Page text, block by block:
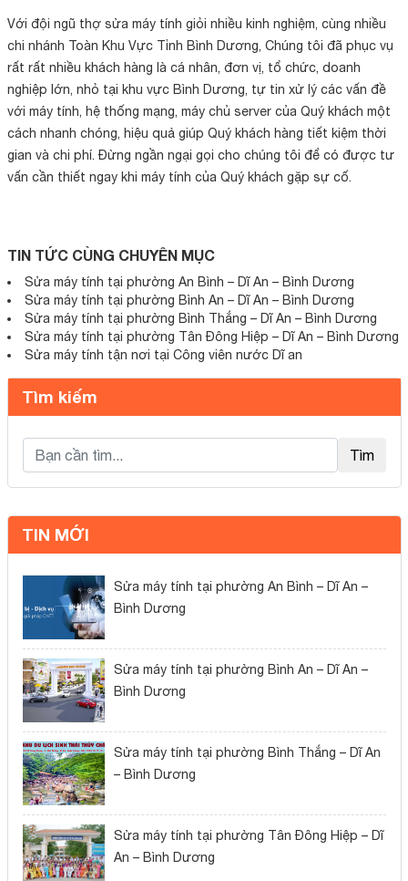
Với đội ngũ thợ sửa máy tính giỏi nhiều kinh nghiệm, cùng nhiều
chi nhánh Toàn Khu Vực Tỉnh Bình Dương, Chúng tôi đã phục vụ
rất rất nhiều khách hàng là cá nhân, đơn vị, tổ chức, doanh
nghiệp lớn, nhỏ tại khu vực Bình Dương, tự tin xử lý các vấn đề
với máy tính, hệ thống mạng, máy chủ server của Quý khách một
cách nhanh chóng, hiệu quả giúp Quý khách hàng tiết kiệm thời
gian và chi phí. Đừng ngần ngại gọi cho chúng tôi để có được tư
vấn cần thiết ngay khi máy tính của Quý khách gặp sự cố.
TIN TỨC CÙNG CHUYÊN MỤC
Sửa máy tính tại phường An Bình – Dĩ An – Bình Dương
Sửa máy tính tại phường Bình An – Dĩ An – Bình Dương
Sửa máy tính tại phường Bình Thắng – Dĩ An – Bình Dương
Sửa máy tính tại phường Tân Đông Hiệp – Dĩ An – Bình Dương
Sửa máy tính tận nơi tại Công viên nước Dĩ an
Tìm kiếm
Tìm
TIN MỚI
Sửa máy tính tại phường An Bình – Dĩ An –
Bình Dương
Sửa máy tính tại phường Bình An – Dĩ An –
Bình Dương
Sửa máy tính tại phường Bình Thắng – Dĩ An
– Bình Dương
Sửa máy tính tại phường Tân Đông Hiệp – Dĩ
An – Bình Dương